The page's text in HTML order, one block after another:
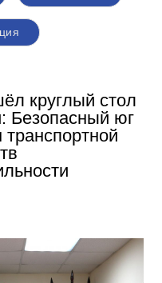
круглый стол
Безопасный юг